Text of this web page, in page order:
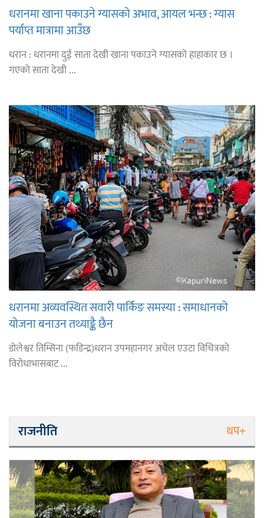
धरानमा खाना पकाउने ग्यासको अभाव, आयल भन्छ : ग्यास
पर्याप्त मात्रामा आउँछ
धरान : धरानमा दुई साता देखी खाना पकाउने ग्यासको हाहाकार छ ।
गएको साता देखी ...
धरानमा अव्यवस्थित सवारी पार्किङ समस्या : समाधानको
योजना बनाउन तथ्याङ्कै छैन
डोलेश्वर तिम्सिना (फडिन्द्र)धरान उपमहानगर अचेल एउटा विचित्रको
विरोधाभासबाट ...
राजनीति थप+